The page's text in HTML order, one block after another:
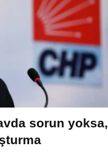
sorun yoksa,